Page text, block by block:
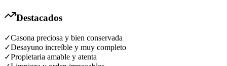
Destacados
✓Casona preciosa y bien conservada
✓Desayuno increíble y muy completo
✓Propietaria amable y atenta